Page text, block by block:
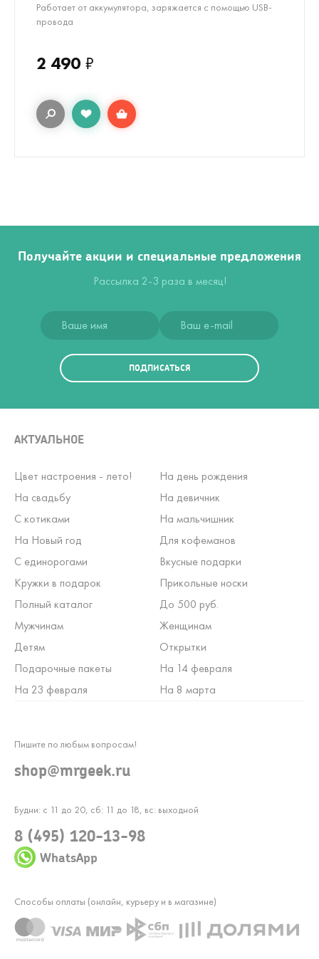
Работает от аккумулятора, заряжается с помощью USB-
провода
2 490 ₽
Получайте акции и специальные предложения
Рассылка 2-3 раза в месяц!
ПОДПИСАТЬСЯ
АКТУАЛЬНОЕ
Цвет настроения - лето!
На день рождения
На свадьбу
На девичник
С котиками
На мальчишник
На Новый год
Для кофеманов
С единорогами
Вкусные подарки
Кружки в подарок
Прикольные носки
Полный каталог
До 500 руб.
Мужчинам
Женщинам
Детям
Открытки
Подарочные пакеты
На 14 февраля
На 23 февраля
На 8 марта
Будни: с 11 до 20, сб: 11 до 18, вс: выходной
8 (495) 120-13-98
WhatsApp
Пишите по любым вопросам!
shop@mrgeek.ru
Способы оплаты (онлайн, курьеру и в магазине)